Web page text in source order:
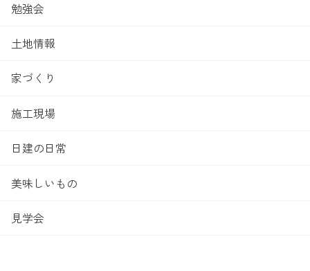
勉強会
土地情報
家づくり
施工現場
日建の日常
美味しいもの
見学会